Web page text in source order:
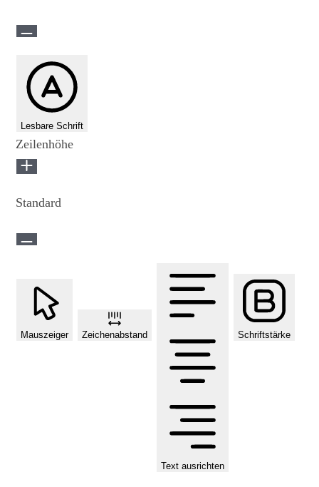
Lesbare Schrift
Zeilenhöhe
Standard
Mauszeiger Zeichenabstand
Text ausrichten
Schriftstärke